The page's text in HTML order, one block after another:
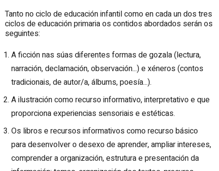
Tanto no ciclo de educación infantil como en cada un dos tres
ciclos de educación primaria os contidos abordados serán os
seguintes:
A ficción nas súas diferentes formas de gozala (lectura,
narración, declamación, observación...) e xéneros (contos
tradicionais, de autor/a, álbums, poesía...).
A ilustración como recurso informativo, interpretativo e que
proporciona experiencias sensoriais e estéticas.
Os libros e recursos informativos como recurso básico
para desenvolver o desexo de aprender, ampliar intereses,
comprender a organización, estrutura e presentación da